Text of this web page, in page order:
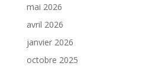
mai 2026
avril 2026
janvier 2026
octobre 2025